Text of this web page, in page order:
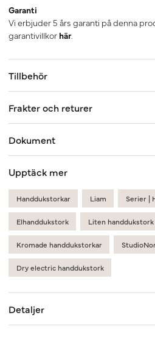
Garanti
Vi erbjuder 5 års garanti på denna
garantivillkor här.
Tillbehör
Frakter och returer
Dokument
Upptäck mer
Handdukstorkar Liam Serier |
Elhanddukstork Liten handdukstork
Kromade handdukstorkar
Dry electric handdukstork
Detaljer